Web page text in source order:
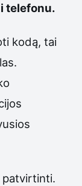
telefonu.
kodą, tai
patvirtinti.